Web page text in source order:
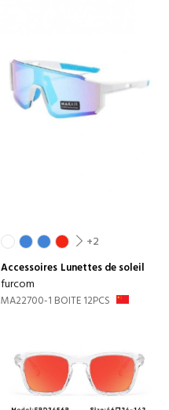
+2
Accessoires Lunettes de soleil
furcom
MA22700-1 BOITE 12PCS